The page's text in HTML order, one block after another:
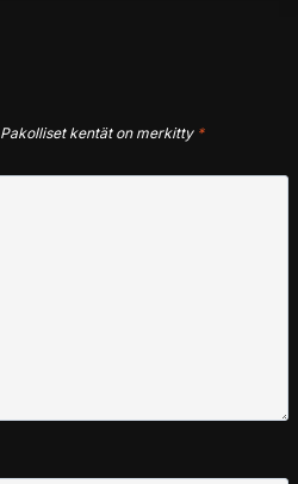
Pakolliset kentät on merkitty *